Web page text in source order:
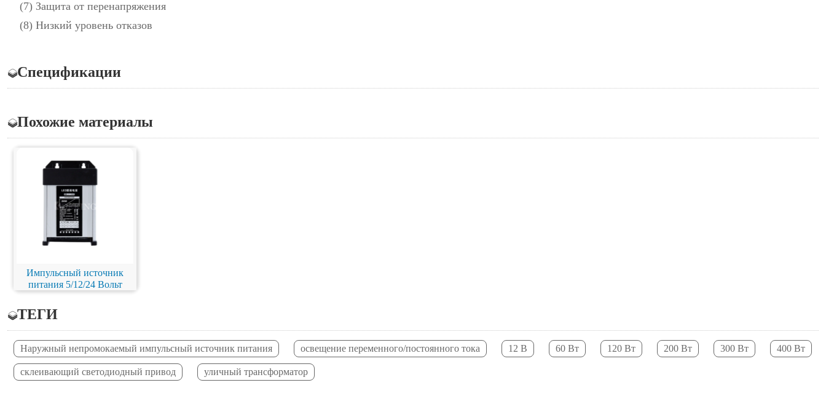
(7) Защита от перенапряжения
(8) Низкий уровень отказов
Спецификации
Похожие материалы
Импульсный источник
питания 5/12/24 Вольт
ТЕГИ
Наружный непромокаемый импульсный источник питания освещение переменного/постоянного тока 12 В 60 Вт 120 Вт 200 Вт 300 Вт 400 Вт
склеивающий светодиодный привод уличный трансформатор